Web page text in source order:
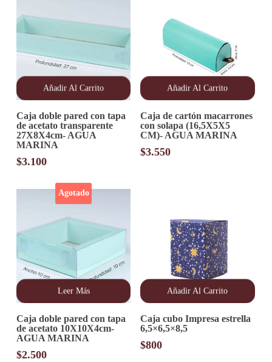
Añadir Al Carrito
Caja doble pared con tapa
de acetato transparente
27X8X4cm- AGUA
MARINA
$3.100
Añadir Al Carrito
Caja de cartón macarrones
con solapa (16,5X5X5
CM)- AGUA MARINA
$3.550
Leer Más
Agotado
Caja doble pared con tapa
de acetato 10X10X4cm-
AGUA MARINA
$2.500
Añadir Al Carrito
Caja cubo Impresa estrella
6,5×6,5×8,5
$800